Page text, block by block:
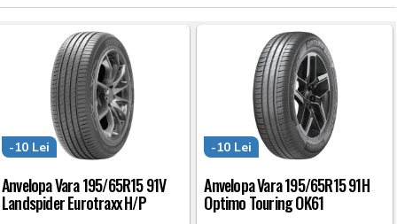
Anvelopa Vara 195/65R15 91V
Landspider Eurotraxx H/P
-10 Lei
Anvelopa Vara 195/65R15 91H
Optimo Touring OK61
-10 Lei